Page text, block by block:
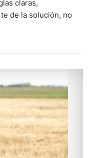
claras,
de la solución, no